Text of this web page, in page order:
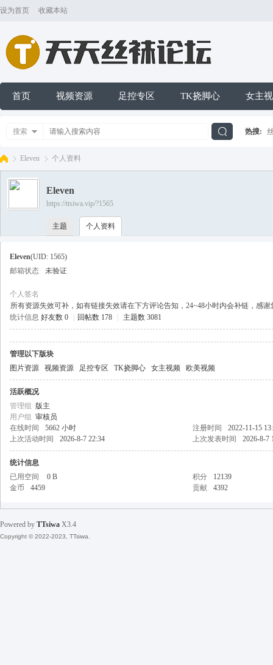
设为首页 收藏本站
首页 视频资源 足控专区 TK挠脚心 女主
搜索 热搜:
›
Eleven 个人资料
Eleven
https://ttsiwa.vip/?1565
主题 个人资料
Eleven(UID: 1565)
邮箱状态
未验证
个人签名
所有资源失效可补，如有链接失效请在下方评论告知，24~48小时内会补链，感
统计信息 好友数 0 回帖数 178 主题数 3081
管理以下版块
图片资源
视频资源 足控专区 TK挠脚心 女主视频 欧美视频
活跃概况
管理组 版主
用户组 审核员
在线时间
5662 小时 注册时间
2022-11-15
上次活动时间
2026-8-7 22:34 上次发表时间 2026-8-7
统计信息
已用空间
0 B 积分
12139
金币
4459 贡献 4392
Powered by TTsiwa X3.4
Copyright © 2022-2023, TTsiwa.